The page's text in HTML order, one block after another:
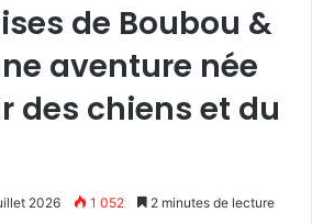
de Boubou &
aventure née
des chiens et du
2026 1 052 2 minutes de lecture